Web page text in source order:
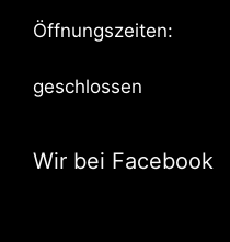
Öffnungszeiten:
geschlossen
Wir bei Facebook